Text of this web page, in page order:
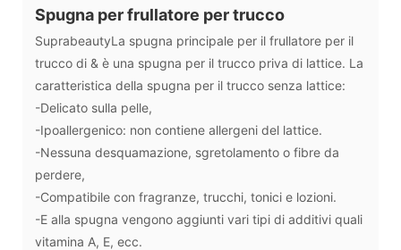
Spugna per frullatore per trucco
SuprabeautyLa spugna principale per il frullatore per il
trucco di & è una spugna per il trucco priva di lattice. La
caratteristica della spugna per il trucco senza lattice:
-Delicato sulla pelle,
-Ipoallergenico: non contiene allergeni del lattice.
-Nessuna desquamazione, sgretolamento o fibre da
perdere,
-Compatibile con fragranze, trucchi, tonici e lozioni.
-E alla spugna vengono aggiunti vari tipi di additivi quali
vitamina A, E, ecc.